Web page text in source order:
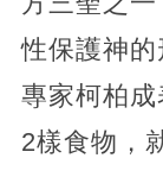
性保護神
專家柯柏
2樣食物，